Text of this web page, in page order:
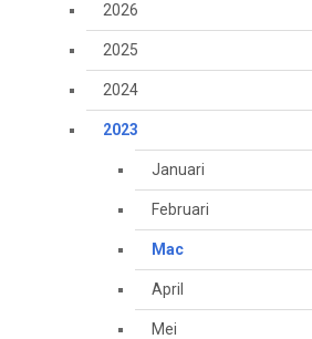
2026
2025
2024
2023
Januari
Februari
Mac
April
Mei